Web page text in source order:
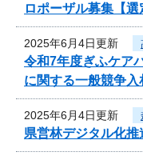
ロポーザル募集【選
2025年6月4日更新
令和7年度ぎふケア
に関する一般競争入
2025年6月4日更新
県営林デジタル化